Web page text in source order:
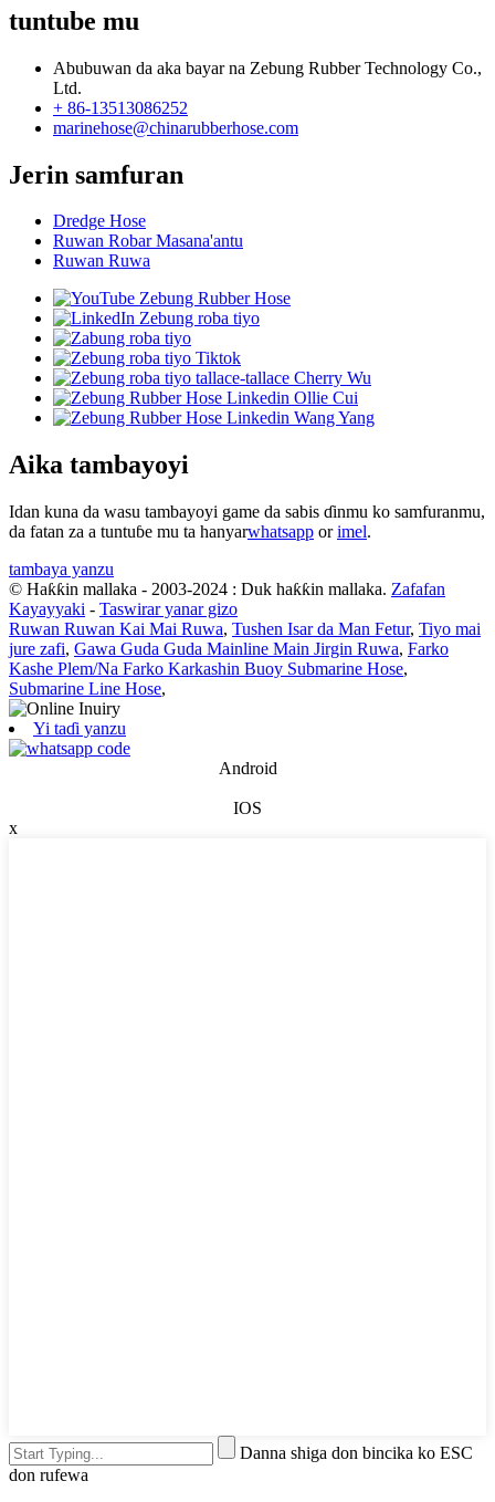
tuntube mu
Abubuwan da aka bayar na Zebung Rubber Technology Co.,
Ltd.
+ 86-13513086252
marinehose@chinarubberhose.com
Jerin samfuran
Dredge Hose
Ruwan Robar Masana'antu
Ruwan Ruwa
Aika tambayoyi
Idan kuna da wasu tambayoyi game da sabis ɗinmu ko samfuranmu,
da fatan za a tuntuɓe mu ta hanyarwhatsapp orimel.
tambaya yanzu
© Haƙƙin mallaka - 2003-2024 : Duk haƙƙin mallaka. Zafafan
Kayayyaki - Taswirar yanar gizo
Ruwan Ruwan Kai Mai Ruwa, Tushen Isar da Man Fetur, Tiyo mai
jure zafi, Gawa Guda Guda Mainline Main Jirgin Ruwa, Farko
Kashe Plem/Na Farko Karkashin Buoy Submarine Hose,
Submarine Line Hose,
Yi taɗi yanzu
Android
IOS
x
Danna shiga don bincika ko ESC
don rufewa